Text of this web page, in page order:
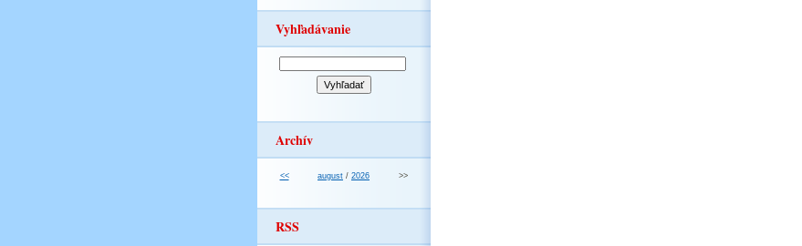
Vyhľadávanie
Archív
<< august / 2026 >>
RSS